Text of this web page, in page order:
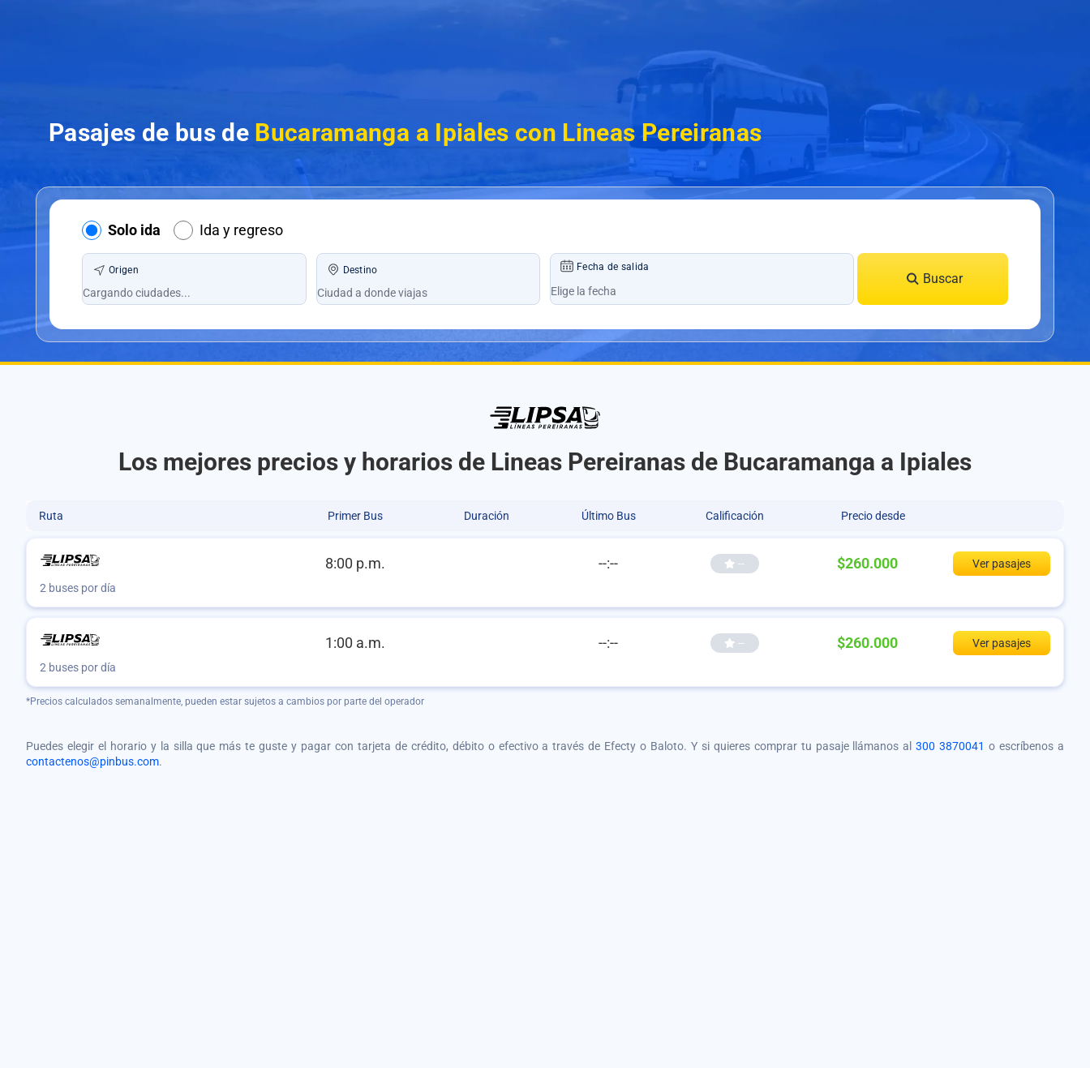
Pasajes de bus de Bucaramanga a Ipiales con Lineas Pereiranas
Solo ida Ida y regreso
Origen Destino Fecha de salida
Buscar
Los mejores precios y horarios de Lineas Pereiranas de Bucaramanga a Ipiales
Ruta Primer Bus Duración Último Bus Calificación Precio desde
8:00 p.m. --:-- -- $260.000
Ver pasajes
2 buses por día
1:00 a.m. --:-- -- $260.000
Ver pasajes
2 buses por día
*Precios calculados semanalmente, pueden estar sujetos a cambios por parte del operador
Puedes elegir el horario y la silla que más te guste y pagar con tarjeta de crédito, débito o efectivo a través de Efecty o Baloto. Y si quieres comprar tu pasaje llámanos al300 3870041 o escríbenos a
contactenos@pinbus.com.